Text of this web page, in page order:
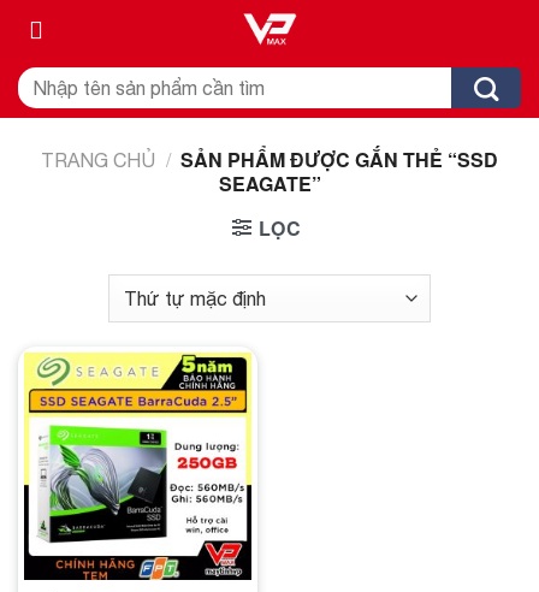
content
Tìm
kiếm:
TRANG CHỦ / SẢN PHẨM ĐƯỢC GẮN THẺ “SSD
SEAGATE”
LỌC